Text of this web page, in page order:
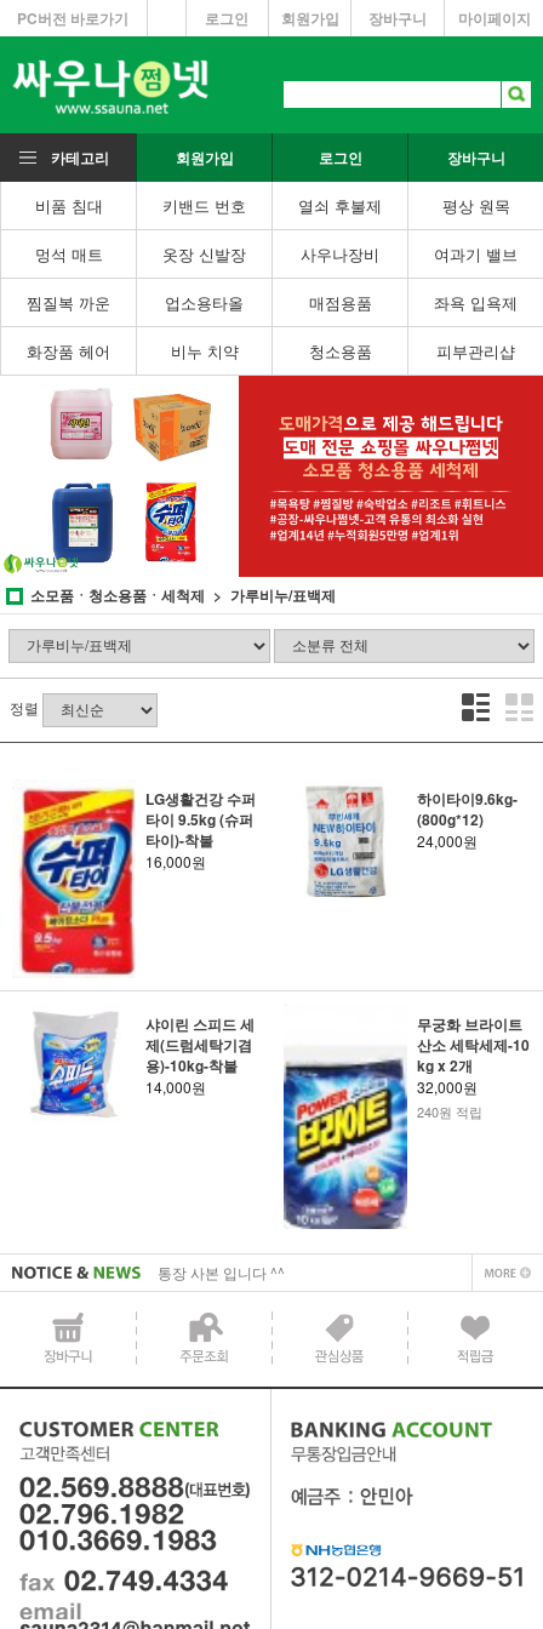
PC버전 바로가기 마이페이지
장바구니
회원가입
로그인
카테고리 회원가입 로그인 장바구니
비품 침대 키밴드 번호 열쇠 후불제 평상 원목
멍석 매트 옷장 신발장 사우나장비 여과기 밸브
찜질복 까운 업소용타올 매점용품 좌욕 입욕제
화장품 헤어 비누 치약 청소용품 피부관리샵
소모품ㆍ청소용품ㆍ세척제 가루비누/표백제
정렬
LG생활건강 수퍼
타이 9.5kg (슈퍼
타이)-착불
16,000원
하이타이9.6kg-
(800g*12)
24,000원
샤이린 스피드 세
제(드럼세탁기겸
용)-10kg-착불
14,000원
무궁화 브라이트
산소 세탁세제-10
kg x 2개
32,000원
240원 적립
사업자 사본 입니다^^
통장 사본 입니다 ^^
통장 사본 입니다 ^^